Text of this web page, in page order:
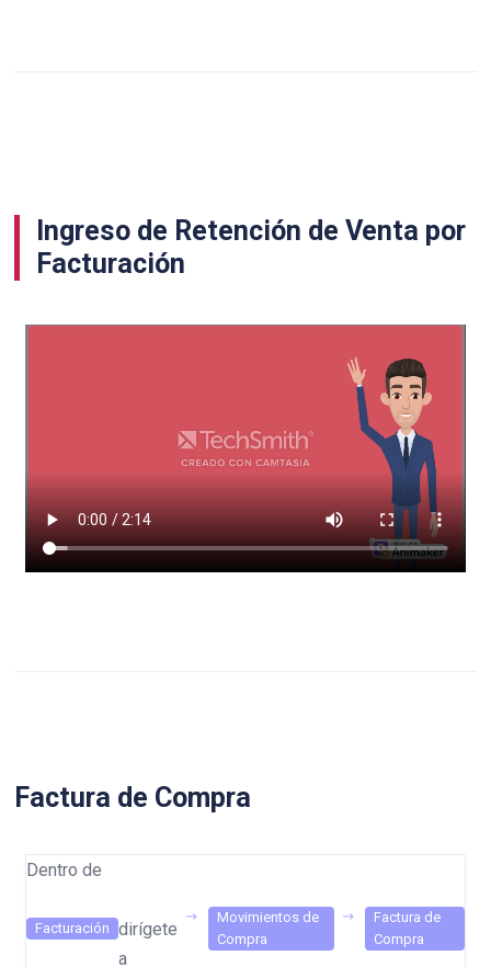
Ingreso de Retención de Venta por
Facturación
Factura de Compra
Dentro de
Facturación dirígete
a
Movimientos de
Compra
Factura de
Compra